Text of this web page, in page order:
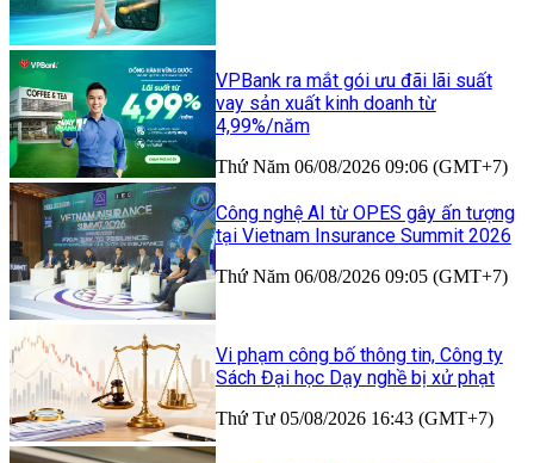
VPBank ra mắt gói ưu đãi lãi suất
vay sản xuất kinh doanh từ
4,99%/năm
Thứ Năm 06/08/2026 09:06 (GMT+7)
Công nghệ AI từ OPES gây ấn tượng
tại Vietnam Insurance Summit 2026
Thứ Năm 06/08/2026 09:05 (GMT+7)
Vi phạm công bố thông tin, Công ty
Sách Đại học Dạy nghề bị xử phạt
Thứ Tư 05/08/2026 16:43 (GMT+7)